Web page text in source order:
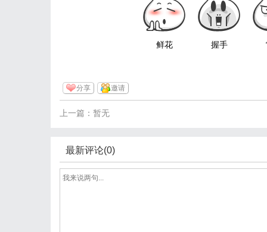
鲜花 握手
分享 邀请
上一篇：暂无
最新评论(0)